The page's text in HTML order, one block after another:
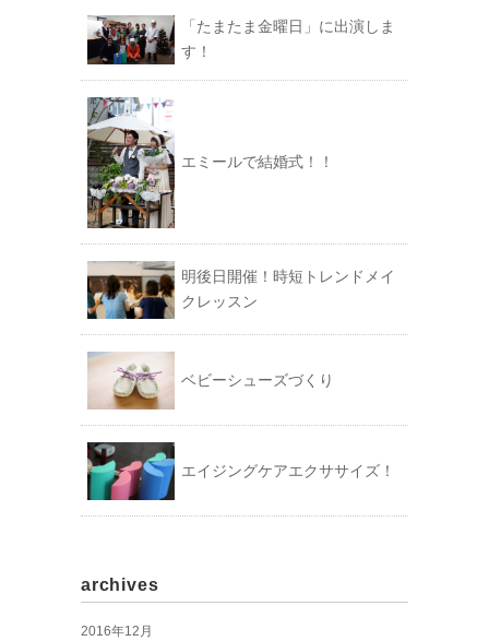
「たまたま金曜日」に出演しま
す！
エミールで結婚式！！
明後日開催！時短トレンドメイ
クレッスン
ベビーシューズづくり
エイジングケアエクササイズ！
archives
2016年12月